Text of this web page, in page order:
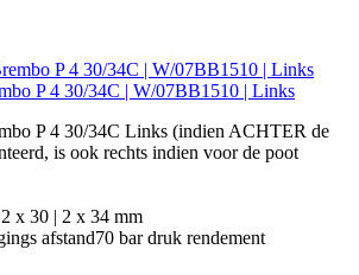
P 4 30/34C | W/07BB1510 | Links
P 4 30/34C Links (indien ACHTER de
is ook rechts indien voor de poot
x 30 | 2 x 34 mm
afstand70 bar druk rendement